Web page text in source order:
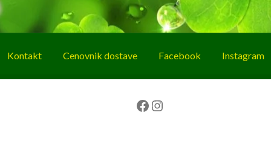
Kontakt Cenovnik dostave Facebook Instagram
Facebook Instagram